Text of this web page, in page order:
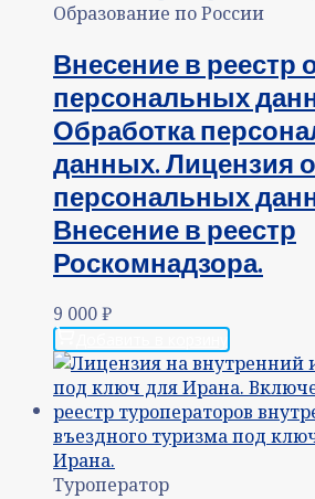
Образование по России
Внесение в реестр
персональных
Обработка
данных. Лицензия
персональных
Внесение в реестр
Роскомнадзора.
9 000₽
Туроператор